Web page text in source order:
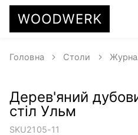
Головна Столи
Дерев'яний
стіл Ульм
SKU2105-11